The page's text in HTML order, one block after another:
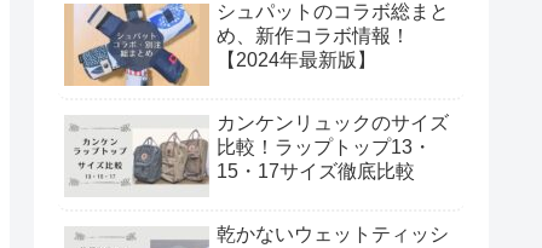
シュパットのコラボ総まと
め、新作コラボ情報！
【2024年最新版】
カンケンリュックのサイズ
比較！ラップトップ13・
15・17サイズ徹底比較
乾かないウェットティッシ